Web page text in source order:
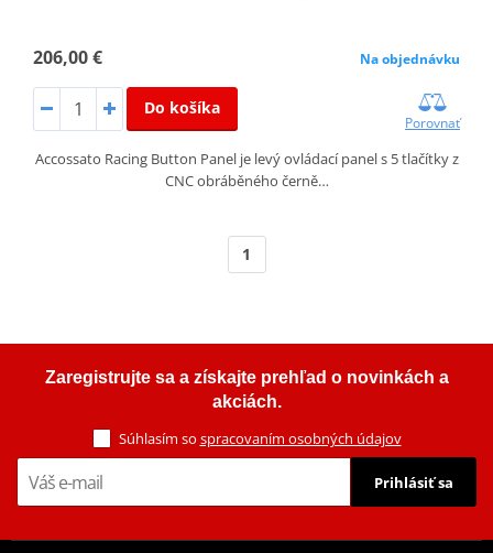
206,00 € Na objednávku
Do košíka
Porovnať
Accossato Racing Button Panel je levý ovládací panel s 5 tlačítky z
CNC obráběného černě…
1
Zaregistrujte sa a získajte prehľad o novinkách a
akciách.
Súhlasím so spracovaním osobných údajov
Prihlásiť sa